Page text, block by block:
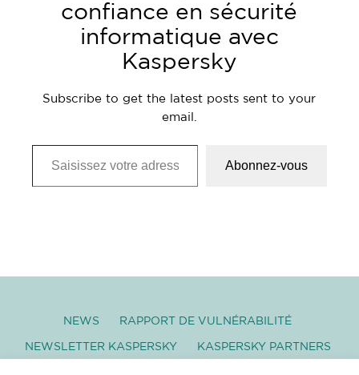
confiance en sécurité
informatique avec
Kaspersky
Subscribe to get the latest posts sent to your
email.
Saisissez votre adresse e-mail…
Abonnez-vous
NEWS RAPPORT DE VULNÉRABILITÉ
NEWSLETTER KASPERSKY KASPERSKY PARTNERS